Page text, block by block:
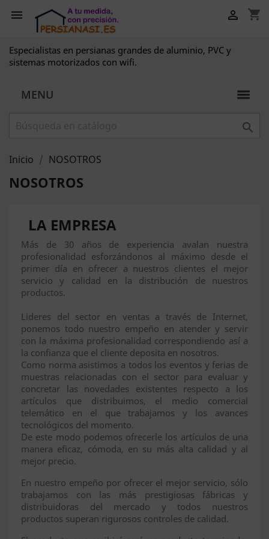
 shopping_cart

Especialistas en persianas grandes de aluminio, PVC y
sistemas motorizados con wifi.
MENU

Inicio NOSOTROS
NOSOTROS
LA EMPRESA
Más de 30 años de experiencia avalan nuestra
profesionalidad esforzándonos al máximo desde el
primer día en ofrecer a nuestros clientes el mejor
servicio y calidad en la distribución de nuestros
productos.
Lideres del sector en ventas a través de Internet,
ponemos todo nuestro empeño en atender y servir
con la máxima profesionalidad correspondiendo así a
la confianza que el cliente deposita en nosotros.
Como norma asistimos a todos los eventos y ferias de
muestras relacionadas con el sector para evaluar y
concretar las novedades existentes respecto a los
artículos que distribuimos, el medio comercial
telemático en el que trabajamos y los avances
tecnológicos del momento.
De este modo podemos ofrecerle los artículos de una
manera eficaz, cómoda, en su más alta calidad y al
mejor precio.
En nuestro empeño por ofrecer el mejor servicio, sólo
trabajamos con las más prestigiosas fábricas y
distribuidoras del mercado y todos nuestros
productos superan rigurosos controles de calidad.